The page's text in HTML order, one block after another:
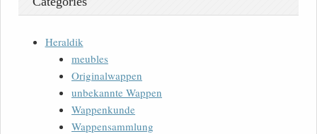
Heraldik
meubles
Originalwappen
unbekannte Wappen
Wappenkunde
Wappensammlung